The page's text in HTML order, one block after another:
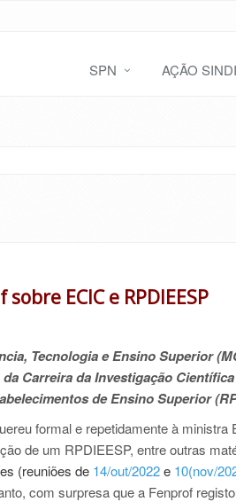
SPN AÇÃO
ECIC e RPDIEESP
Tecnologia e Ensino Superior
Carreira da Investigação
de Ensino Superior (
formal e repetidamente à
de um RPDIEESP, entre outras
(reuniões de 14/out/2022e 10(nov/
com surpresa que a Fenprof